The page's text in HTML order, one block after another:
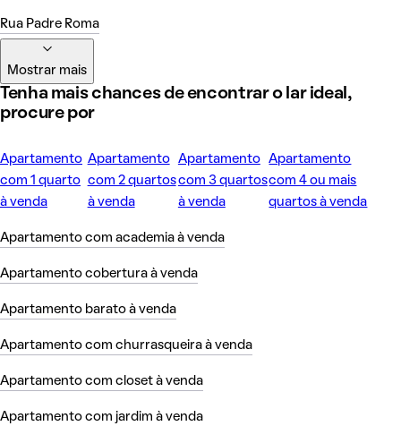
Rua Padre Roma
Mostrar mais
Tenha mais chances de encontrar o lar ideal,
procure por
Apartamento
com 1 quarto
à venda
Apartamento
com 2 quartos
à venda
Apartamento
com 3 quartos
à venda
Apartamento
com 4 ou mais
quartos à venda
Apartamento com academia à venda
Apartamento cobertura à venda
Apartamento barato à venda
Apartamento com churrasqueira à venda
Apartamento com closet à venda
Apartamento com jardim à venda